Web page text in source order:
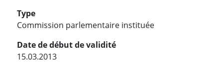
Type
Commission parlementaire instituée
Date de début de validité
15.03.2013